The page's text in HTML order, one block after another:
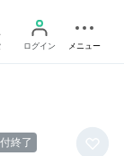
ログイン メニュー
終了